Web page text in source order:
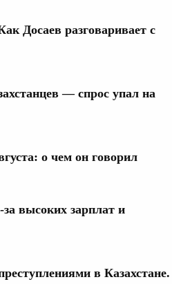
Досаев разговаривает с
— спрос упал на
о чем он говорил
высоких зарплат и
в Казахстане.